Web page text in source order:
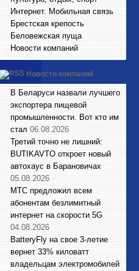
Интернет. Мобильная связь
Брестская крепость
Беловежская пуща
Новости компаний
Новости компаний
В Беларуси назвали лучшего
экспортера пищевой
промышленности. Вот кто им
стал 06.08.2026
Третий точно не лишний:
BUTIKAVTO откроет новый
автохаус в Барановичах
05.08.2026
МТС предложил всем
абонентам безлимитный
интернет на скорости 5G
04.08.2026
BatteryFly на свое 3-летие
вернет 33% киловатт
владельцам электромобилей